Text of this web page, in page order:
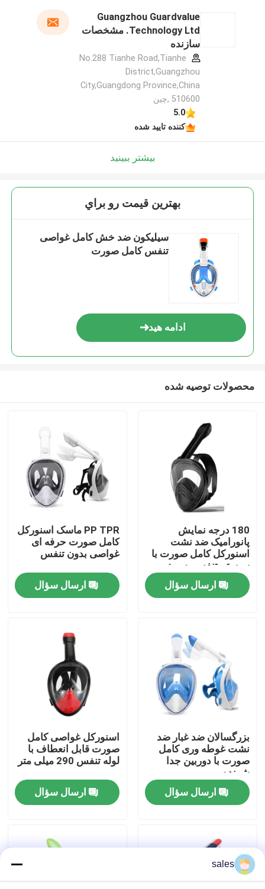
صفحه اصلی
محصولات
تور کارخانه
با ما تماس بگیرید
اخبار
موارد
درخواست نقل قول
عینک شنا ضدآفتاب
عینک ایمنی عینک
Guangzhou Guardvalue
Technology Ltd. مشخصات
سازنده
No.288 Tianhe Road,Tianhe
District,Guangzhou
City,Guangdong Province,China
510600 ,چین
5.0
کننده تایید شده
بیشتر ببینید
بهترين قيمت رو براي
سیلیکون ضد خش کامل غواصی
تنفس کامل صورت
ادامه هید
محصولات توصیه شده
180 درجه نمایش
پانورامیک ضد نشت
اسنورکل کامل صورت با
سیستم تنفس به روز
شده
ارسال سؤال
PP TPR ماسک اسنورکل
کامل صورت حرفه ای
غواصی بدون تنفس
ارسال سؤال
بزرگسالان ضد غبار ضد
نشت غوطه وری کامل
صورت با دوربین جدا
شونده
ارسال سؤال
اسنورکل غواصی کامل
صورت قابل انعطاف با
لوله تنفس 290 میلی متر
ارسال سؤال
sales